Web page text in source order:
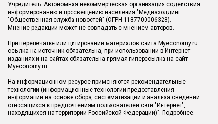
Учредитель: Автономная некоммерческая организация содействия
информированию и просвещению населения "Медиахолдинг
"Общественная служба новостей" (ОГРН 1187700006328).
Мнение редакции может не совпадать с мнением авторов.
При перепечатке или цитировании материалов сайта Myeconomy.ru
ссылка на источник обязательна, при использовании в Интернет-
изданиях и на сайтах обязательна прямая гиперссылка на сайт
Myeconomy.ru.
На информационном ресурсе применяются рекомендательные
технологии (информационные технологии предоставления
информации на основе сбора, систематизации и анализа сведений,
относящихся к предпочтениям пользователей сети "Интернет",
находящихся на территории Российской Федерации)". Подробнее.